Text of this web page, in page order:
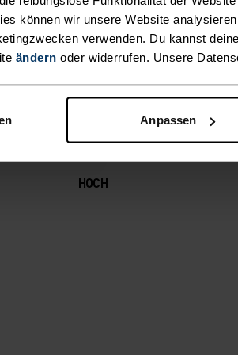
können wir unsere Website
verwenden. Du kannst
ändern oder widerrufen. Unsere
Anpassen
U
U
du bestimmst, wie
HOCH